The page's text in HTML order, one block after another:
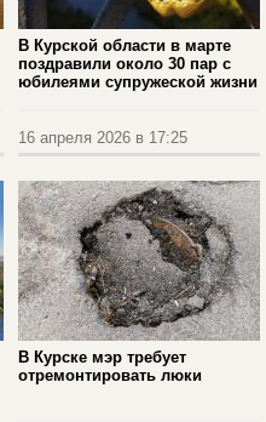
В Курской области в марте
поздравили около 30 пар с
юбилеями супружеской жизни
16 апреля 2026 в 17:25
В Курске мэр требует
отремонтировать люки